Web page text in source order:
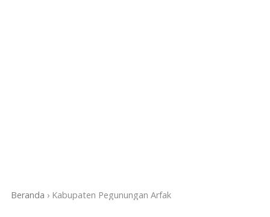
Beranda › Kabupaten Pegunungan Arfak